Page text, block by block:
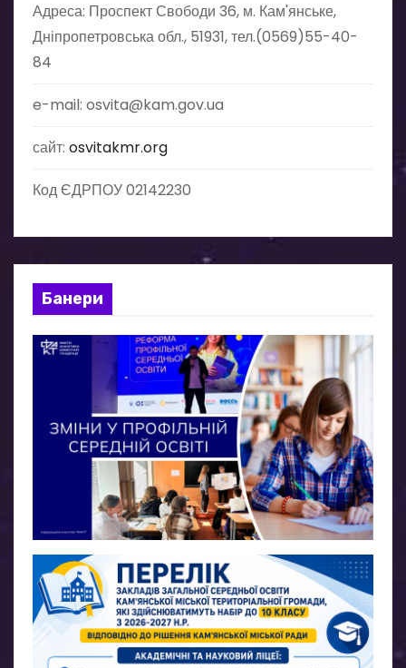
Адреса: Проспект Свободи 36, м. Кам'янське,
Дніпропетровська обл., 51931, тел.(0569)55-40-
84
e-mail: osvita@kam.gov.ua
сайт: osvitakmr.org
Код ЄДРПОУ 02142230
Банери